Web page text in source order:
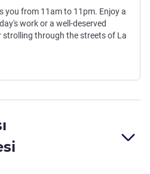
you from 11am to 11pm. Enjoy a
work or a well-deserved
through the streets of La